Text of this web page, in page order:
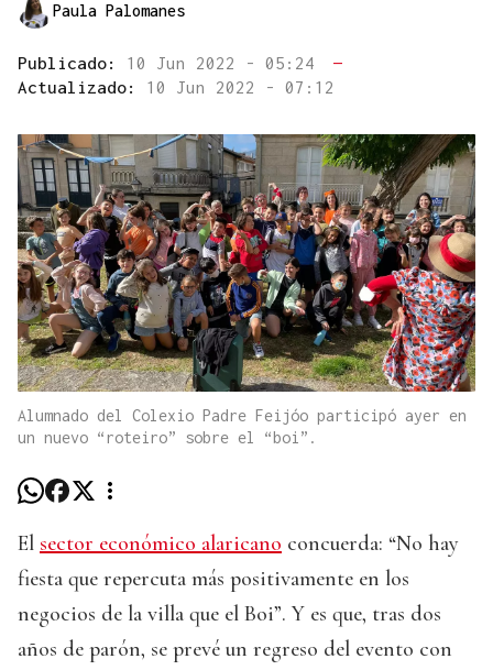
Paula Palomanes
Publicado: 10 Jun 2022 - 05:24
—
Actualizado: 10 Jun 2022 - 07:12
Alumnado del Colexio Padre Feijóo participó ayer en
un nuevo “roteiro” sobre el “boi”.
El sector económico alaricano concuerda: “No hay
fiesta que repercuta más positivamente en los
negocios de la villa que el Boi”. Y es que, tras dos
años de parón, se prevé un regreso del evento con